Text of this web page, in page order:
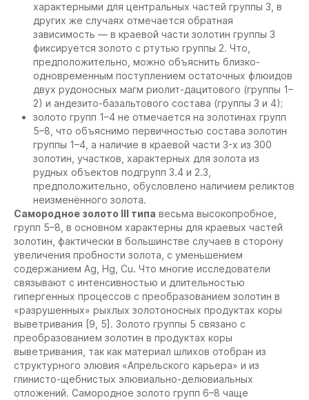
характерными для центральных частей группы 3, в
других же случаях отмечается обратная
зависимость — в краевой части золотин группы 3
фиксируется золото с ртутью группы 2. Что,
предположительно, можно объяснить близко-
одновременным поступлением остаточных флюидов
двух рудоносных магм риолит-дацитового (группы 1–
2) и андезито-базальтового состава (группы 3 и 4);
золото групп 1–4 не отмечается на золотинах групп
5–8, что объяснимо первичностью состава золотин
группы 1–4, а наличие в краевой части 3-х из 300
золотин, участков, характерных для золота из
рудных объектов подгрупп 3.4 и 2.3,
предположительно, обусловлено наличием реликтов
неизменённого золота.
Самородное золото III типа весьма высокопробное,
групп 5–8, в основном характерны для краевых частей
золотин, фактически в большинстве случаев в сторону
увеличения пробности золота, с уменьшением
содержанием Ag, Hg, Cu. Что многие исследователи
связывают с интенсивностью и длительностью
гипергенных процессов с преобразованием золотин в
«разрушенных» рыхлых золотоносных продуктах коры
выветривания [9, 5]. Золото группы 5 связано с
преобразованием золотин в продуктах коры
выветривания, так как материал шлихов отобран из
структурного элювия «Апрельского карьера» и из
глинисто-щебнистых элювиально-делювиальных
отложений. Самородное золото групп 6–8 чаще